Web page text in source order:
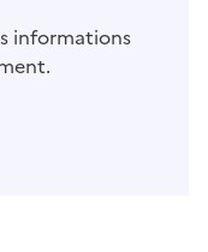
informations